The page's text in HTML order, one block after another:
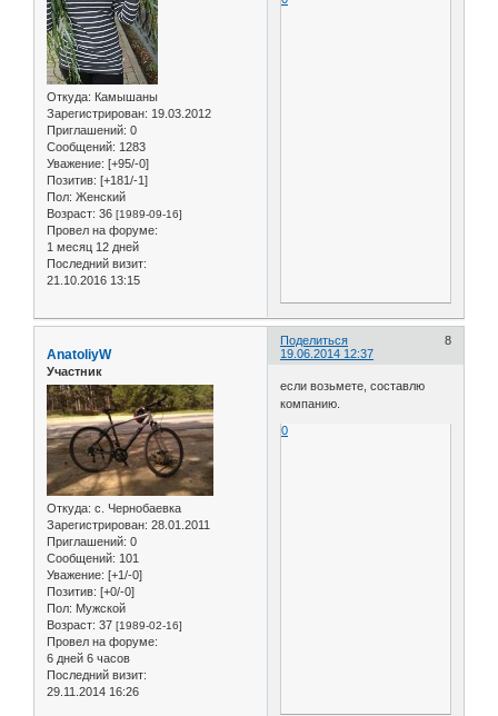
Откуда: Камышаны
Зарегистрирован: 19.03.2012
Приглашений: 0
Сообщений: 1283
Уважение: [+95/-0]
Позитив: [+181/-1]
Пол: Женский
Возраст: 36 [1989-09-16]
Провел на форуме:
1 месяц 12 дней
Последний визит:
21.10.2016 13:15
Поделиться
8
19.06.2014 12:37
AnatoliyW
Участник
Откуда: с. Чернобаевка
Зарегистрирован: 28.01.2011
Приглашений: 0
Сообщений: 101
Уважение: [+1/-0]
Позитив: [+0/-0]
Пол: Мужской
Возраст: 37 [1989-02-16]
Провел на форуме:
6 дней 6 часов
Последний визит:
29.11.2014 16:26
если возьмете, составлю
компанию.
0